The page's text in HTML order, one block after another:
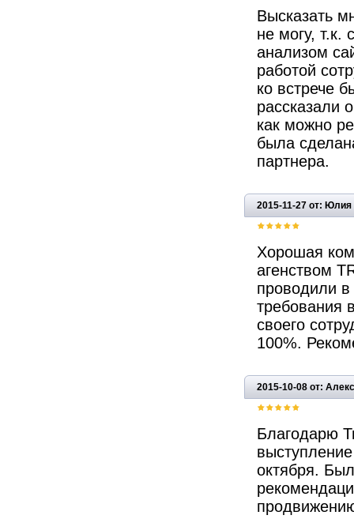
Высказать
не могу, т.к.
анализом
работой
ко встрече
рассказали
как можно
была
партнера.
2015-11-27 от: Юлия
Хорошая
агенством
проводили
требования
своего
100%.
2015-10-08 от:
Благодарю
октября.